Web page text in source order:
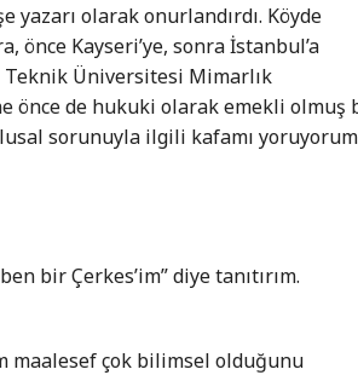
yazarı olarak onurlandırdı. Köyde
önce Kayseri’ye, sonra İstanbul’a
Teknik Üniversitesi Mimarlık
önce de hukuki olarak emekli olmuş
sorunuyla ilgili kafamı
bir Çerkes’im” diye tanıtırım.
maalesef çok bilimsel olduğunu